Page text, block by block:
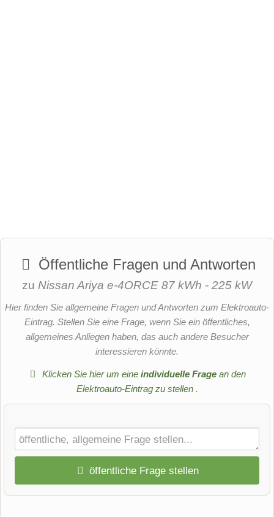
Öffentliche Fragen und Antworten
zu Nissan Ariya e-4ORCE 87 kWh - 225 kW
Hier finden Sie allgemeine Fragen und Antworten zum Elektroauto-
Eintrag. Stellen Sie eine Frage, wenn Sie ein öffentliches,
allgemeines Anliegen haben, das auch andere Besucher
interessieren könnte.
Klicken Sie hier um eineindividuelle Frage an den
Elektroauto-Eintrag zu stellen .
öffentliche Frage stellen